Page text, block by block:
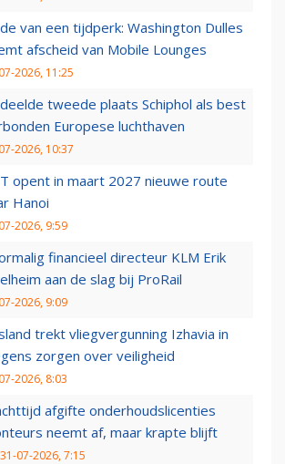
van een tijdperk: Washington Dulles
afscheid van Mobile Lounges
2026, 11:25
tweede plaats Schiphol als best
Europese luchthaven
2026, 10:37
opent in maart 2027 nieuwe route
Hanoi
2026, 9:59
financieel directeur KLM Erik
aan de slag bij ProRail
2026, 9:09
trekt vliegvergunning Izhavia in
zorgen over veiligheid
2026, 8:03
afgifte onderhoudslicenties
neemt af, maar krapte blijft
31-07-2026, 7:15